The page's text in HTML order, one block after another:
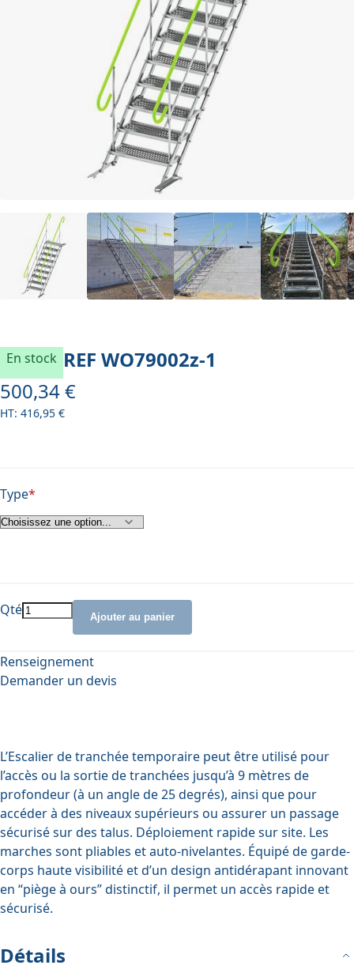
En stock REF WO79002z-1
À partir de
500,34 €
416,95 €
Type
Qté Ajouter au panier
Renseignement
Demander un devis
L’Escalier de tranchée temporaire peut être utilisé pour
l’accès ou la sortie de tranchées jusqu’à 9 mètres de
profondeur (à un angle de 25 degrés), ainsi que pour
accéder à des niveaux supérieurs ou assurer un passage
sécurisé sur des talus. Déploiement rapide sur site. Les
marches sont pliables et auto-nivelantes. Équipé de garde-
corps haute visibilité et d’un design antidérapant innovant
en “piège à ours” distinctif, il permet un accès rapide et
sécurisé.
Détails